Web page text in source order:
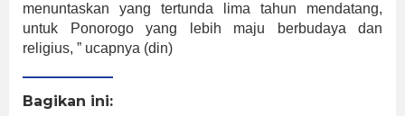
menuntaskan yang tertunda lima tahun mendatang,
untuk Ponorogo yang lebih maju berbudaya dan
religius, ” ucapnya (din)
Bagikan ini: